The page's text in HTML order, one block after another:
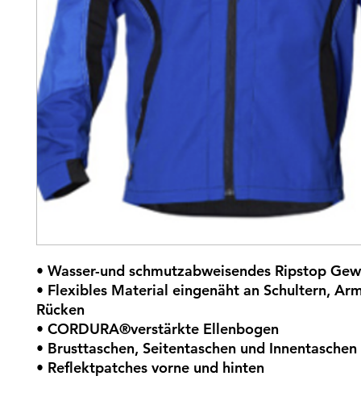
• Wasser-und schmutzabweisendes Ripstop
• Flexibles Material eingenäht an Schultern,
Rücken
• CORDURA®verstärkte Ellenbogen
• Brusttaschen, Seitentaschen und Innentaschen
• Reflektpatches vorne und hinten